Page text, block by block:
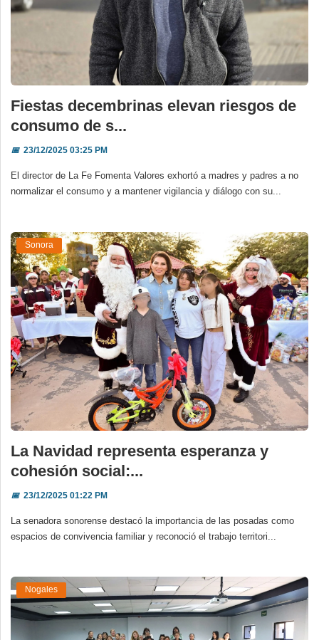
Fiestas decembrinas elevan riesgos de
consumo de s...
📅23/12/2025 03:25 PM
El director de La Fe Fomenta Valores exhortó a madres y padres a no
normalizar el consumo y a mantener vigilancia y diálogo con su...
Sonora
La Navidad representa esperanza y
cohesión social:...
📅23/12/2025 01:22 PM
La senadora sonorense destacó la importancia de las posadas como
espacios de convivencia familiar y reconoció el trabajo territori...
Nogales